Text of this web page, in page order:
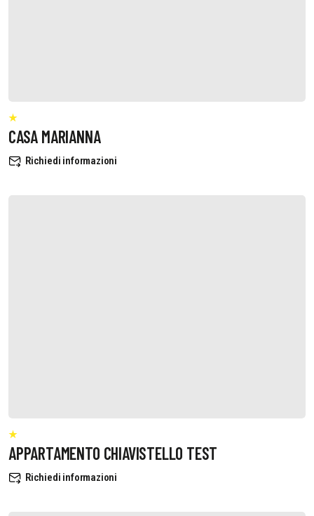
CASA MARIANNA
Richiedi informazioni
APPARTAMENTO CHIAVISTELLO TEST
Richiedi informazioni